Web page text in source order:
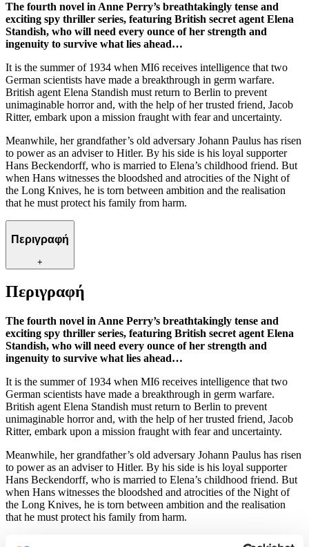
The fourth novel in Anne Perry’s breathtakingly tense and
exciting spy thriller series, featuring British secret agent Elena
Standish, who will need every ounce of her strength and
ingenuity to survive what lies ahead…
It is the summer of 1934 when MI6 receives intelligence that two
German scientists have made a breakthrough in germ warfare.
British agent Elena Standish must return to Berlin to prevent
unimaginable horror and, with the help of her trusted friend, Jacob
Ritter, embark upon a mission fraught with fear and uncertainty.
Meanwhile, her grandfather’s old adversary Johann Paulus has risen
to power as an adviser to Hitler. By his side is his loyal supporter
Hans Beckendorff, who is married to Elena’s childhood friend. But
when Hans witnesses the bloodshed and atrocities of the Night of
the Long Knives, he is torn between ambition and the realisation
that he must protect his family from harm.
Περιγραφή
+
Περιγραφή
The fourth novel in Anne Perry’s breathtakingly tense and
exciting spy thriller series, featuring British secret agent Elena
Standish, who will need every ounce of her strength and
ingenuity to survive what lies ahead…
It is the summer of 1934 when MI6 receives intelligence that two
German scientists have made a breakthrough in germ warfare.
British agent Elena Standish must return to Berlin to prevent
unimaginable horror and, with the help of her trusted friend, Jacob
Ritter, embark upon a mission fraught with fear and uncertainty.
Meanwhile, her grandfather’s old adversary Johann Paulus has risen
to power as an adviser to Hitler. By his side is his loyal supporter
Hans Beckendorff, who is married to Elena’s childhood friend. But
when Hans witnesses the bloodshed and atrocities of the Night of
the Long Knives, he is torn between ambition and the realisation
that he must protect his family from harm.